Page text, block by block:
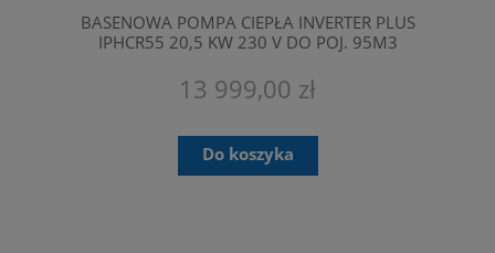
BASENOWA POMPA CIEPŁA INVERTER PLUS
IPHCR55 20,5 KW 230 V DO POJ. 95M3
13 999,00 zł
Do koszyka